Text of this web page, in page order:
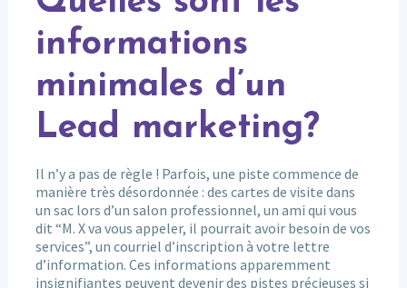
informations
minimales d’un
Lead marketing?
Il n’y a pas de règle ! Parfois, une piste commence de
manière très désordonnée : des cartes de visite dans
un sac lors d’un salon professionnel, un ami qui vous
dit “M. X va vous appeler, il pourrait avoir besoin de vos
services”, un courriel d’inscription à votre lettre
d’information. Ces informations apparemment
insignifiantes peuvent devenir des pistes précieuses si